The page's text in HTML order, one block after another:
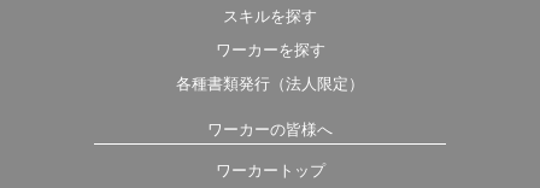
スキルを探す
ワーカーを探す
各種書類発行（法人限定）
ワーカーの皆様へ
ワーカートップ